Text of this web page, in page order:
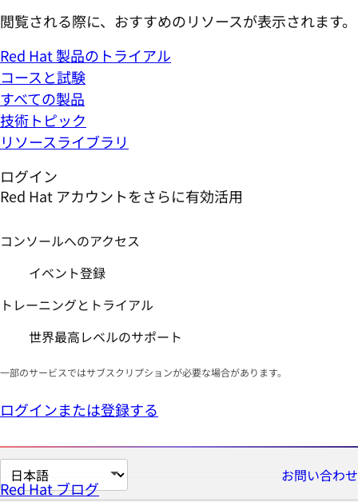
閲覧される際に、おすすめのリソースが表示されます。
Red Hat 製品のトライアル
コースと試験
すべての製品
技術トピック
リソースライブラリ
ログイン
Red Hat アカウントをさらに有効活用
コンソールへのアクセス
イベント登録
トレーニングとトライアル
世界最高レベルのサポート
一部のサービスではサブスクリプションが必要な場合があります。
ログインまたは登録する
ペ
ー
お問い合わせ
Red Hat ブログ